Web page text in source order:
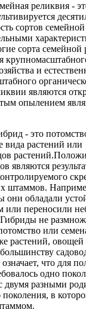
реликвия -
сортов
сорта семейной
и
являются
опылением
- это
вида растений или
являются
штаммов.
они обладали
или переносили
не
или
растений, овощей
что для
одно
двумя разными
поколения, в